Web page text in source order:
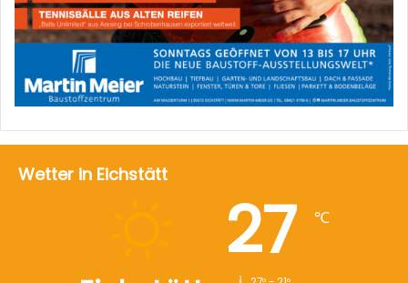
Wetter in Eichstätt
27 ℃